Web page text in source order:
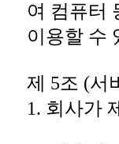
여 컴퓨터
이용할 수
제 5조 (서
1. 회사가